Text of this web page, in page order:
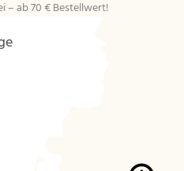
– ab 70 € Bestellwert!